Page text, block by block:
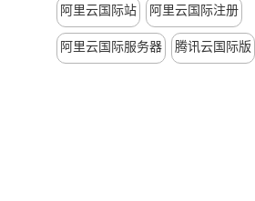
阿里云国际站 阿里云国际注册
阿里云国际服务器 腾讯云国际版